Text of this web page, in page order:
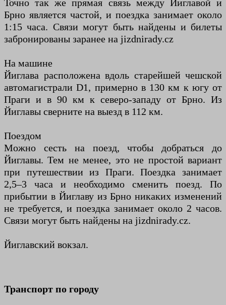
Точно так же прямая связь между Йиглавой и
Брно является частой, и поездка занимает около
1:15 часа. Связи могут быть найдены и билеты
забронированы заранее на jizdnirady.cz
На машине
Йиглава расположена вдоль старейшей чешской
автомагистрали D1, примерно в 130 км к югу от
Праги и в 90 км к северо-западу от Брно. Из
Йиглавы сверните на выезд в 112 км.
Поездом
Можно сесть на поезд, чтобы добраться до
Йиглавы. Тем не менее, это не простой вариант
при путешествии из Праги. Поездка занимает
2,5–3 часа и необходимо сменить поезд. По
прибытии в Йиглаву из Брно никаких изменений
не требуется, и поездка занимает около 2 часов.
Связи могут быть найдены на jizdnirady.cz.
Йиглавский вокзал.
Транспорт по городу